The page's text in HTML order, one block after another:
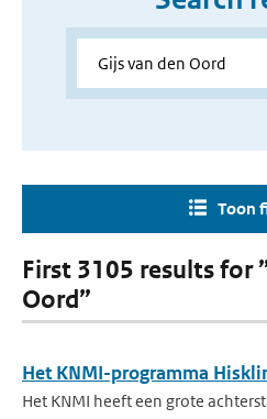
Toon
First 3105 results for
Oord”
Het KNMI-programma
Het KNMI heeft een grote